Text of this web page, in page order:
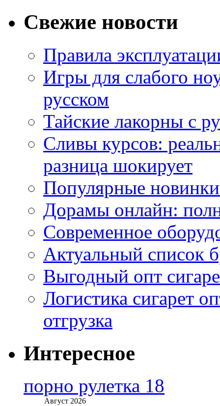
Свежие новости
Правила
Игры для слабого
русском
Тайские лакорны с
Сливы курсов:
разница шокирует
Популярные
Дорамы онлайн:
Современное
Актуальный список
Выгодный опт
Логистика сигарет
отгрузка
Интересное
порно рулетка 18
Август 2026